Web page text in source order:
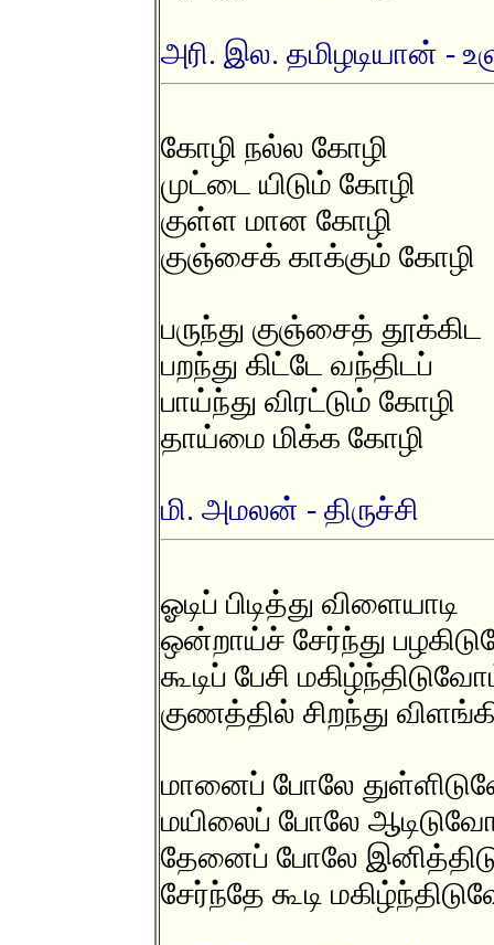
அரி. இல. தமிழடியான் -
கோழி நல்ல கோழி
முட்டை யிடும் கோழி
குள்ள மான கோழி
குஞ்சைக் காக்கும் கோழி
பருந்து குஞ்சைத் தூக்கிட
பறந்து கிட்டே வந்திடப்
பாய்ந்து விரட்டும் கோழி
தாய்மை மிக்க கோழி
மி. அமலன் - திருச்சி
ஓடிப் பிடித்து விளையாடி
ஒன்றாய்ச் சேர்ந்து
கூடிப் பேசி
குணத்தில் சிறந்து
மானைப் போலே
மயிலைப் போலே
தேனைப் போலே
சேர்ந்தே கூடி